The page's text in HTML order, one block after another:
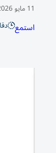
11 مايو 2026 20:31 مساء
استمع